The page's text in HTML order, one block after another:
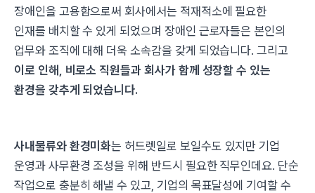
장애인을 고용함으로써 회사에서는 적재적소에 필요한
인재를 배치할 수 있게 되었으며 장애인 근로자들은 본인의
업무와 조직에 대해 더욱 소속감을 갖게 되었습니다. 그리고
이로 인해, 비로소 직원들과 회사가 함께 성장할 수 있는
환경을 갖추게 되었습니다.
사내물류와 환경미화는 허드렛일로 보일수도 있지만 기업
운영과 사무환경 조성을 위해 반드시 필요한 직무인데요. 단순
작업으로 충분히 해낼 수 있고, 기업의 목표달성에 기여할 수